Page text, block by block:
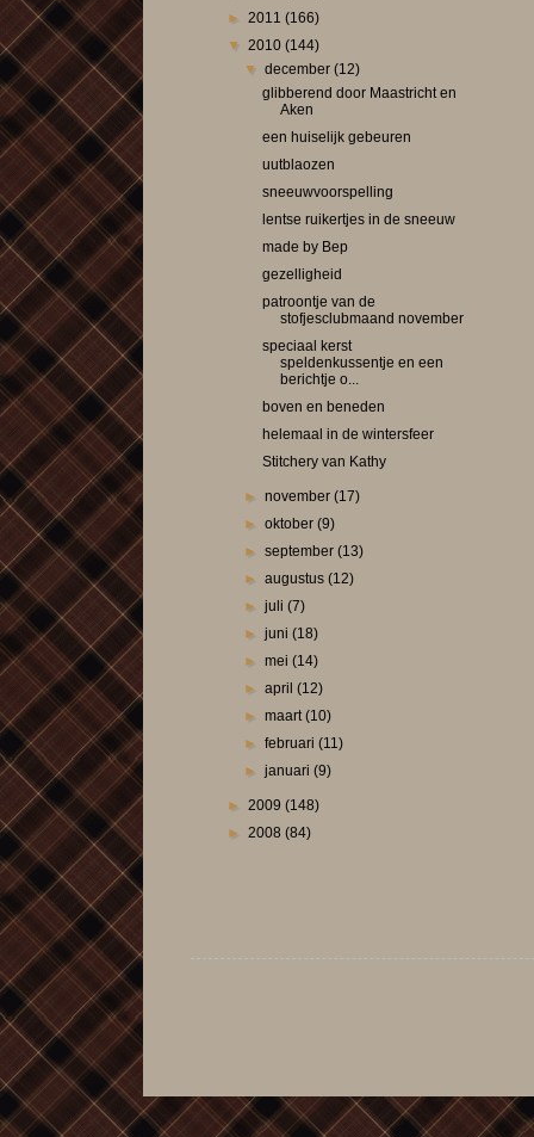
► 2011 (166)
▼ 2010 (144)
▼december(12)
glibberend door Maastricht en
Aken
een huiselijk gebeuren
uutblaozen
sneeuwvoorspelling
lentse ruikertjes in de sneeuw
made by Bep
gezelligheid
patroontje van de
stofjesclubmaand november
speciaal kerst
speldenkussentje en een
berichtje o...
boven en beneden
helemaal in de wintersfeer
Stitchery van Kathy
►november(17)
►oktober(9)
►september(13)
►augustus(12)
►juli(7)
►juni(18)
►mei(14)
►april(12)
►maart(10)
►februari(11)
►januari(9)
► 2009 (148)
► 2008 (84)